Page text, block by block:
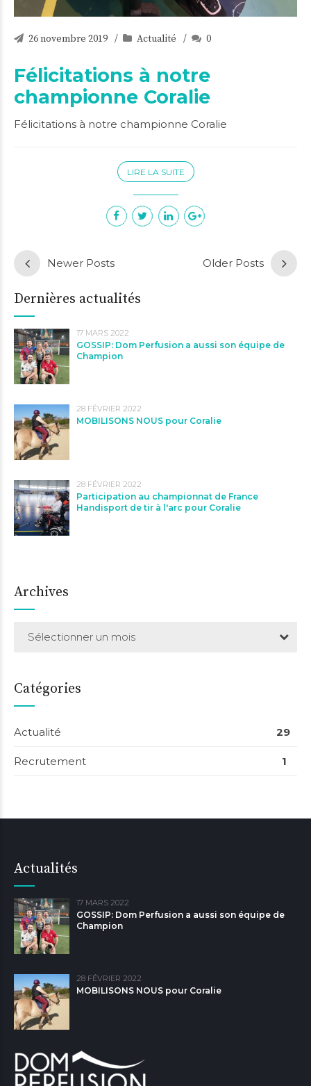
26 novembre 2019 Actualité 0
Félicitations à notre
championne Coralie
Félicitations à notre championne Coralie
LIRE LA SUITE
Newer Posts Older Posts
Dernières actualités
17 MARS 2022
GOSSIP: Dom Perfusion a aussi son équipe de
Champion
28 FÉVRIER 2022
MOBILISONS NOUS pour Coralie
28 FÉVRIER 2022
Participation au championnat de France
Handisport de tir à l'arc pour Coralie
Archives
Sélectionner un mois
Catégories
Actualité 29
Recrutement 1
Actualités
17 MARS 2022
GOSSIP: Dom Perfusion a aussi son équipe de
Champion
28 FÉVRIER 2022
MOBILISONS NOUS pour Coralie